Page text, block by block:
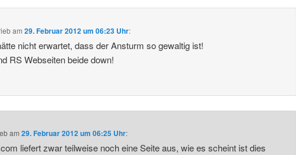
am29. Februar 2012 um 06:23 Uhr:
nicht erwartet, dass der Ansturm so gewaltig ist!
RS Webseiten beide down!
am29. Februar 2012 um 06:25 Uhr:
liefert zwar teilweise noch eine Seite aus, wie es scheint ist dies